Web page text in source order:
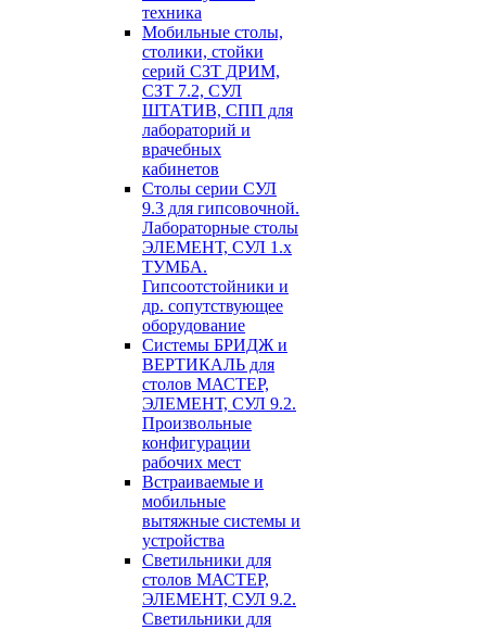
техника
Мобильные столы,
столики, стойки
серий СЗТ ДРИМ,
СЗТ 7.2, СУЛ
ШТАТИВ, СПП для
лабораторий и
врачебных
кабинетов
Столы серии СУЛ
9.3 для гипсовочной.
Лабораторные столы
ЭЛЕМЕНТ, СУЛ 1.х
ТУМБА.
Гипсоотстойники и
др. сопутствующее
оборудование
Системы БРИДЖ и
ВЕРТИКАЛЬ для
столов МАСТЕР,
ЭЛЕМЕНТ, СУЛ 9.2.
Произвольные
конфигурации
рабочих мест
Встраиваемые и
мобильные
вытяжные системы и
устройства
Светильники для
столов МАСТЕР,
ЭЛЕМЕНТ, СУЛ 9.2.
Светильники для